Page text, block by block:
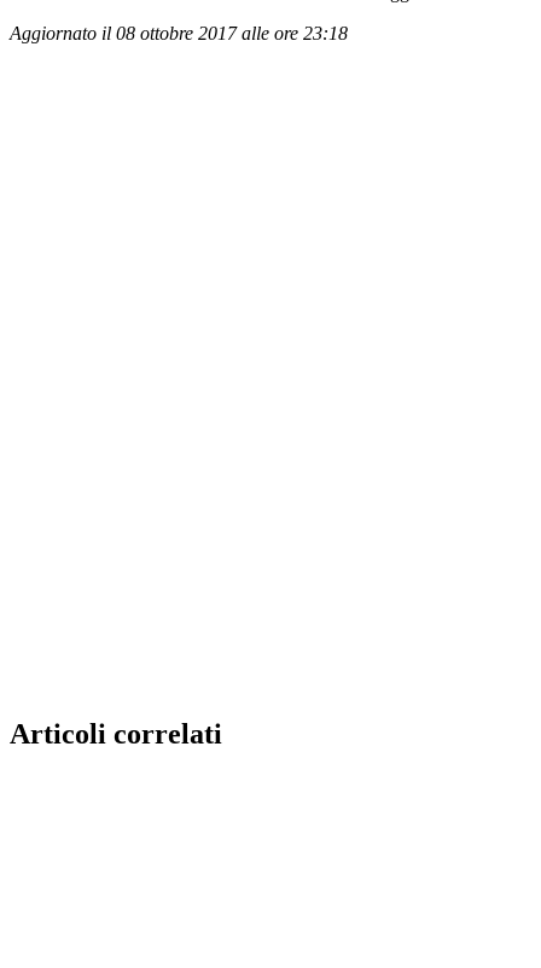
Aggiornato il 08 ottobre 2017 alle ore 23:18
Articoli correlati